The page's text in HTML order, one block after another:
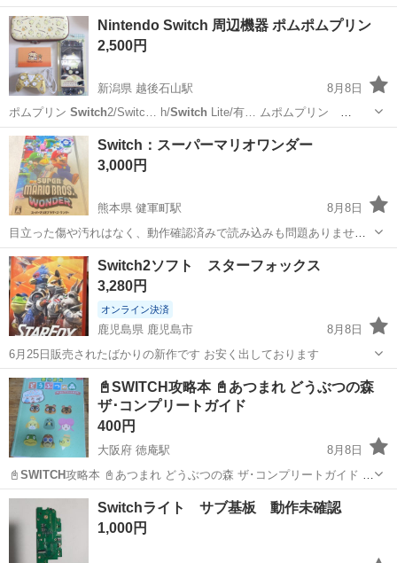
り ソフト イナズマイレブン おばけの射的 箱あり よろしくお願い致し
ます🙇
鹿児島 鹿児島市 その他 射的
Nintendo Switch 周辺機器 ポムポムプリン
2,500円
新潟県 越後石山駅
8月8日
ポムプリン Switch2/Switc… h/Switch Lite/有… ムポムプリン
Switch2ケース 外に… ムポムプリンSwitchドッグカバー … 1800円
Switch2ケース 50…
新潟 新潟市 テレビゲーム
Switch：スーパーマリオワンダー
3,000円
熊本県 健軍町駅
8月8日
目立った傷や汚れはなく、動作確認済みで読み込みも問題ありませ
ん。 状態は良好です！お探しの方、この機会にぜひ(*´`)
熊本 熊本市 テレビゲーム
Switch2ソフト スターフォックス
3,280円
オンライン決済
鹿児島県 鹿児島市
8月8日
6月25日販売されたばかりの新作です お安く出しております
鹿児島 鹿児島市 テレビゲーム
📓SWITCH攻略本 📓あつまれ どうぶつの森
ザ･コンプリートガイド
400円
大阪府 徳庵駅
8月8日
📓 SWITCH攻略本 📓あつまれ どうぶつの森 ザ･コンプリートガイド 🅰
参照ｻｲ
ﾄ:https://www.amazon.co.jp/%E3%81%82%E3%81%A4%E3%81%BE
%E3%82%8C-%...
大阪 東大阪市 ゲーム攻略本
あつまれ どうぶつの森
Switchライト サブ基板 動作未確認
1,000円